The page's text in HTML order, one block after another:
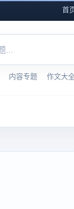
首
内容专题 作文大